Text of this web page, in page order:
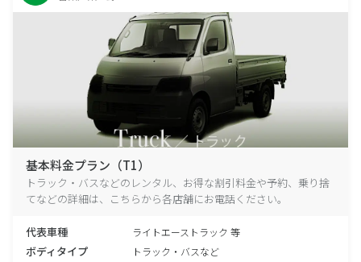
基本料金プラン（T1）
トラック・バスなどのレンタル、お得な割引料金や予約、乗り捨
てなどの詳細は、こちらから各店舗にお電話ください。
代表車種 ライトエーストラック 等
ボディタイプ トラック・バスなど